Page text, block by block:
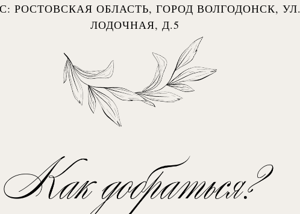
РОСТОВСКАЯ ОБЛАСТЬ, ГОРОД ВОЛГОДОНСК, УЛ.
ЛОДОЧНАЯ, Д.5